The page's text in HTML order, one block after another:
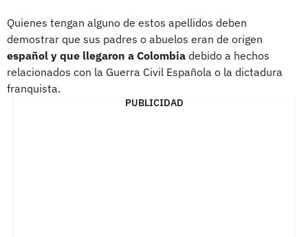
Quienes tengan alguno de estos apellidos deben
demostrar que sus padres o abuelos eran de origen
español y que llegaron a Colombia debido a hechos
relacionados con la Guerra Civil Española o la dictadura
franquista.
PUBLICIDAD